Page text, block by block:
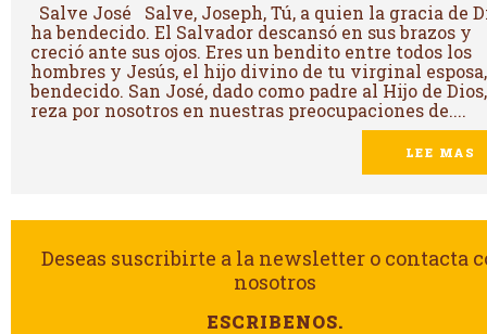
Salve José Salve, Joseph, Tú, a quien la gracia de
ha bendecido. El Salvador descansó en sus brazos y
creció ante sus ojos. Eres un bendito entre todos los
hombres y Jesús, el hijo divino de tu virginal
bendecido. San José, dado como padre al Hijo de Dios,
reza por nosotros en nuestras preocupaciones de....
LEE MAS
Deseas suscribirte a la newsletter o contacta
nosotros
ESCRIBENOS.